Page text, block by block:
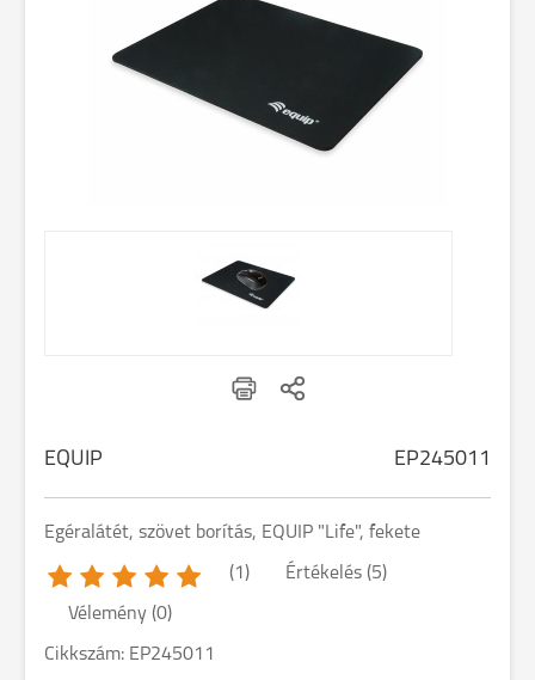
EQUIP EP245011
Egéralátét, szövet borítás, EQUIP "Life", fekete
(1) Értékelés (5)
Vélemény (0)
Cikkszám: EP245011